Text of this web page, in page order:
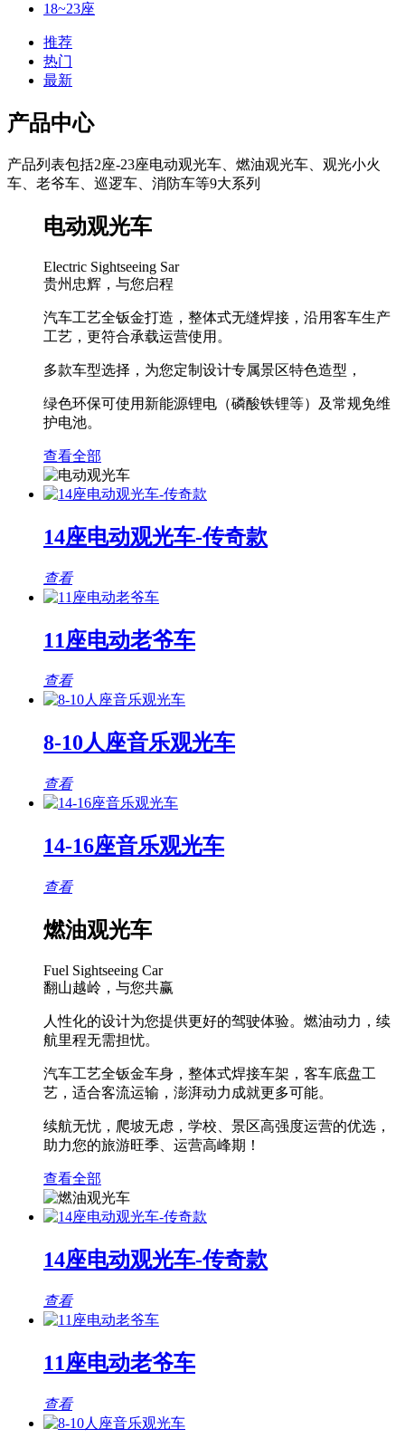
18~23座
推荐
热门
最新
产品中心
产品列表包括2座-23座电动观光车、燃油观光车、观光小火
车、老爷车、巡逻车、消防车等9大系列
电动观光车
Electric Sightseeing Sar
贵州忠辉，与您启程
汽车工艺全钣金打造，整体式无缝焊接，沿用客车生产
工艺，更符合承载运营使用。
多款车型选择，为您定制设计专属景区特色造型，
绿色环保可使用新能源锂电（磷酸铁锂等）及常规免维
护电池。
查看全部
14座电动观光车-传奇款
查看
11座电动老爷车
查看
8-10人座音乐观光车
查看
14-16座音乐观光车
查看
燃油观光车
Fuel Sightseeing Car
翻山越岭，与您共赢
人性化的设计为您提供更好的驾驶体验。燃油动力，续
航里程无需担忧。
汽车工艺全钣金车身，整体式焊接车架，客车底盘工
艺，适合客流运输，澎湃动力成就更多可能。
续航无忧，爬坡无虑，学校、景区高强度运营的优选，
助力您的旅游旺季、运营高峰期！
查看全部
14座电动观光车-传奇款
查看
11座电动老爷车
查看